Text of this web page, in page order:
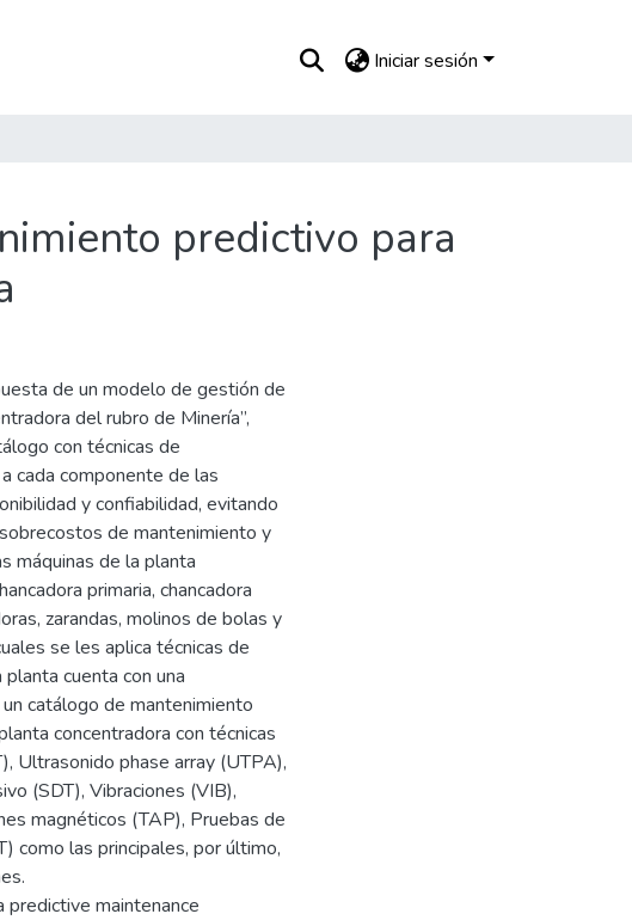
Iniciar sesión
predictivo para
de un modelo de gestión de
del rubro de Minería”,
con técnicas de
cada componente de las
y confiabilidad, evitando
de mantenimiento y
máquinas de la planta
primaria, chancadora
zarandas, molinos de bolas y
se les aplica técnicas de
cuenta con una
catálogo de mantenimiento
concentradora con técnicas
Ultrasonido phase array (UTPA),
(SDT), Vibraciones (VIB),
magnéticos (TAP), Pruebas de
como las principales, por último,
maintenance